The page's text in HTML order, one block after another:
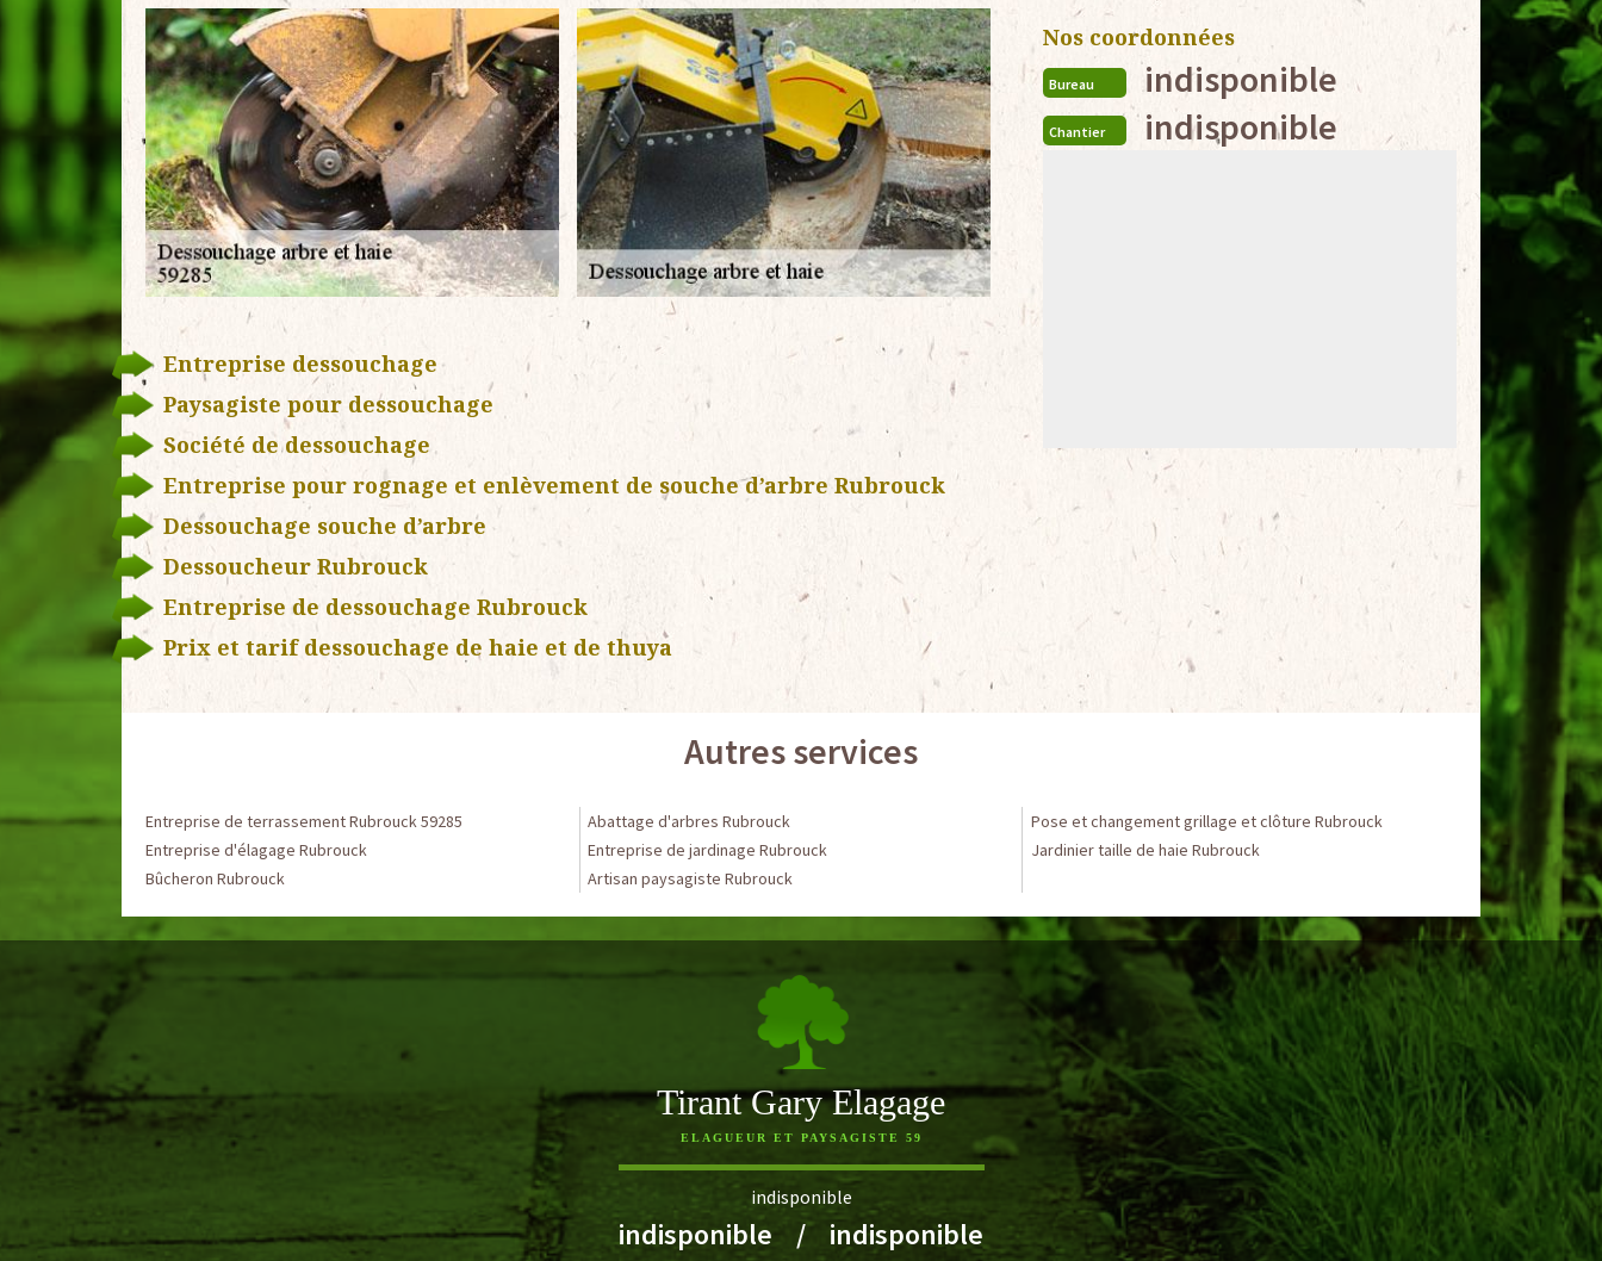
Entreprise dessouchage
Paysagiste pour dessouchage
Société de dessouchage
Entreprise pour rognage et enlèvement de souche d’arbre Rubrouck
Dessouchage souche d’arbre
Dessoucheur Rubrouck
Entreprise de dessouchage Rubrouck
Prix et tarif dessouchage de haie et de thuya
Nos coordonnées
Bureau indisponible
Chantier indisponible
Autres services
Entreprise de terrassement Rubrouck 59285
Entreprise d'élagage Rubrouck
Bûcheron Rubrouck
Abattage d'arbres Rubrouck
Entreprise de jardinage Rubrouck
Artisan paysagiste Rubrouck
Pose et changement grillage et clôture Rubrouck
Jardinier taille de haie Rubrouck
Tirant Gary Elagage
ELAGUEUR ET PAYSAGISTE 59
indisponible
indisponible / indisponible